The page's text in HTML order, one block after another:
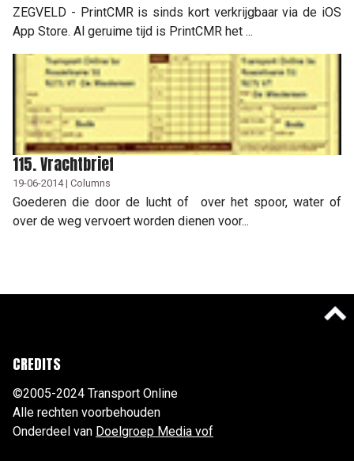
ZEGVELD - PrintCMR is sinds kort verkrijgbaar via de iOS
App Store. Al geruime tijd is PrintCMR het ...
115. Vrachtbrief
19-06-2014 | Columns
Goederen die door de lucht of over het spoor, water of
over de weg vervoert worden dienen voor...
CREDITS
©2005-2024 Transport Online
Alle rechten voorbehouden
Onderdeel van Doelgroep Media vof